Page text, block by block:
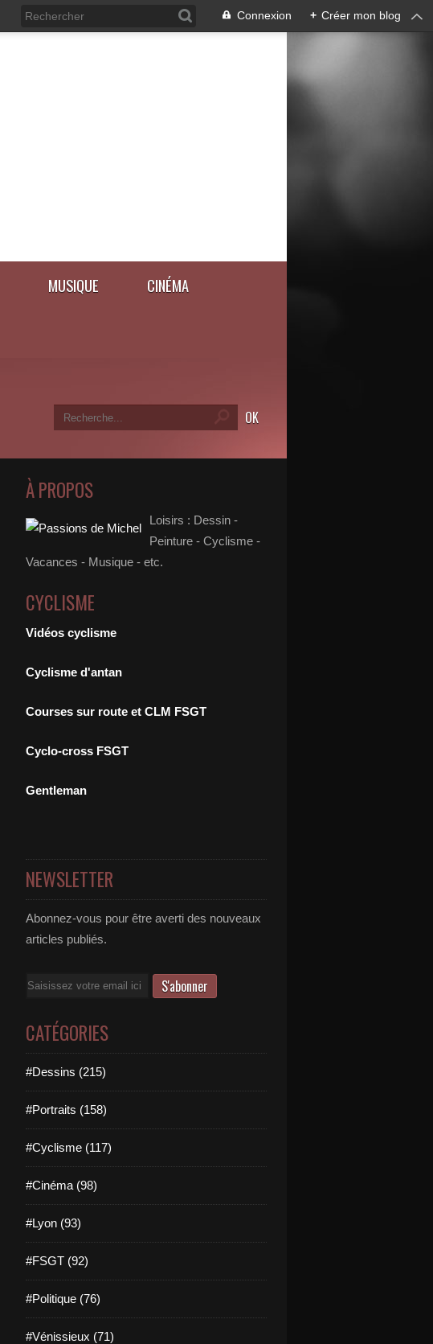
Connexion + Créer mon blog
MUSIQUE CINÉMA
À PROPOS
Loisirs : Dessin -
Peinture - Cyclisme -
Vacances - Musique - etc.
CYCLISME
Vidéos cyclisme
Cyclisme d'antan
Courses sur route et CLM FSGT
Cyclo-cross FSGT
Gentleman
NEWSLETTER
Abonnez-vous pour être averti des nouveaux
articles publiés.
Email
CATÉGORIES
#Dessins (215)
#Portraits (158)
#Cyclisme (117)
#Cinéma (98)
#Lyon (93)
#FSGT (92)
#Politique (76)
#Vénissieux (71)